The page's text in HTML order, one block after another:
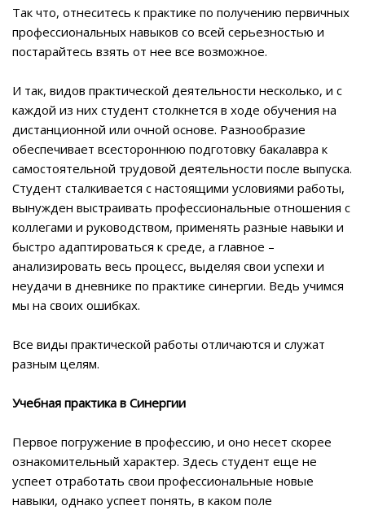
Так что, отнеситесь к практике по получению первичных
профессиональных навыков со всей серьезностью и
постарайтесь взять от нее все возможное.
И так, видов практической деятельности несколько, и с
каждой из них студент столкнется в ходе обучения на
дистанционной или очной основе. Разнообразие
обеспечивает всестороннюю подготовку бакалавра к
самостоятельной трудовой деятельности после выпуска.
Студент сталкивается с настоящими условиями работы,
вынужден выстраивать профессиональные отношения с
коллегами и руководством, применять разные навыки и
быстро адаптироваться к среде, а главное –
анализировать весь процесс, выделяя свои успехи и
неудачи в дневнике по практике синергии. Ведь учимся
мы на своих ошибках.
Все виды практической работы отличаются и служат
разным целям.
Учебная практика в Синергии
Первое погружение в профессию, и оно несет скорее
ознакомительный характер. Здесь студент еще не
успеет отработать свои профессиональные новые
навыки, однако успеет понять, в каком поле